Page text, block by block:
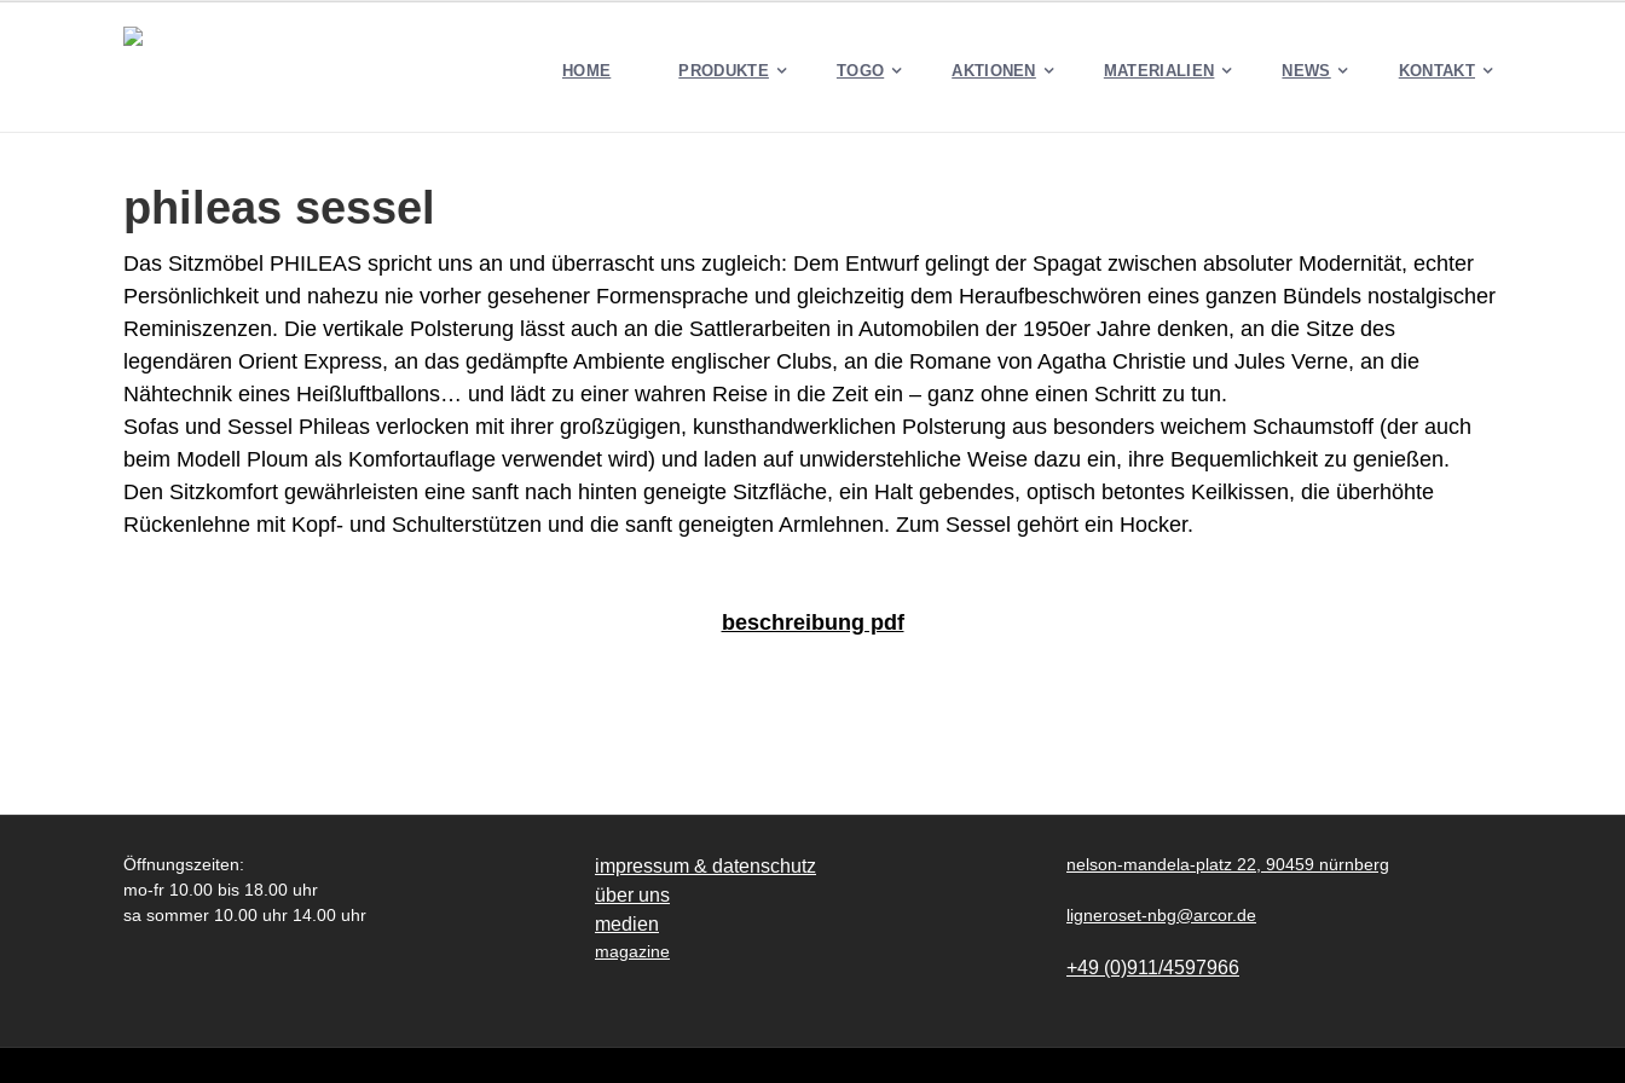
HOME PRODUKTE TOGO AKTIONEN MATERIALIEN NEWS KONTAKT
phileas sessel
Das Sitzmöbel PHILEAS spricht uns an und überrascht uns zugleich: Dem Entwurf gelingt der Spagat zwischen absoluter Modernität, echter
Persönlichkeit und nahezu nie vorher gesehener Formensprache und gleichzeitig dem Heraufbeschwören eines ganzen Bündels nostalgischer
Reminiszenzen. Die vertikale Polsterung lässt auch an die Sattlerarbeiten in Automobilen der 1950er Jahre denken, an die Sitze des
legendären Orient Express, an das gedämpfte Ambiente englischer Clubs, an die Romane von Agatha Christie und Jules Verne, an die
Nähtechnik eines Heißluftballons… und lädt zu einer wahren Reise in die Zeit ein – ganz ohne einen Schritt zu tun.
Sofas und Sessel Phileas verlocken mit ihrer großzügigen, kunsthandwerklichen Polsterung aus besonders weichem Schaumstoff (der auch
beim Modell Ploum als Komfortauflage verwendet wird) und laden auf unwiderstehliche Weise dazu ein, ihre Bequemlichkeit zu genießen.
Den Sitzkomfort gewährleisten eine sanft nach hinten geneigte Sitzfläche, ein Halt gebendes, optisch betontes Keilkissen, die überhöhte
Rückenlehne mit Kopf- und Schulterstützen und die sanft geneigten Armlehnen. Zum Sessel gehört ein Hocker.
beschreibung pdf
Öffnungszeiten:
mo-fr 10.00 bis 18.00 uhr
sa sommer 10.00 uhr 14.00 uhr
impressum & datenschutz
über uns
medien
magazine
nelson-mandela-platz 22, 90459 nürnberg
ligneroset-nbg@arcor.de
+49 (0)911/4597966